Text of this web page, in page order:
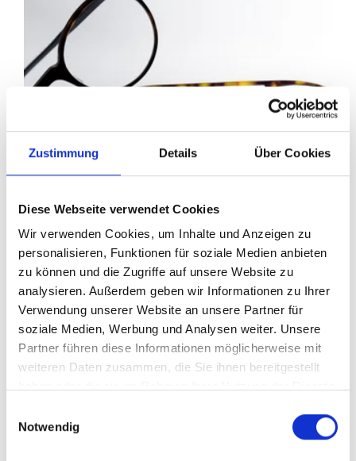
Zustimmung Details Über Cookies
Diese Webseite verwendet Cookies
Wir verwenden Cookies, um Inhalte und Anzeigen zu
personalisieren, Funktionen für soziale Medien anbieten
zu können und die Zugriffe auf unsere Website zu
analysieren. Außerdem geben wir Informationen zu Ihrer
Verwendung unserer Website an unsere Partner für
soziale Medien, Werbung und Analysen weiter. Unsere
Partner führen diese Informationen möglicherweise mit
weiteren Daten zusammen, die Sie ihnen bereitgestellt
Notwendig
Ihr Partner für optimales
Sehen in Höhenkirchen-
Siegerts.
Als erster Ansprechpartner für das gute Sehen sind wir
„nur“ diejenigen, die sich um die jeweilige optisch,
anatomisch und ästhetisch perfekt auf Ihre